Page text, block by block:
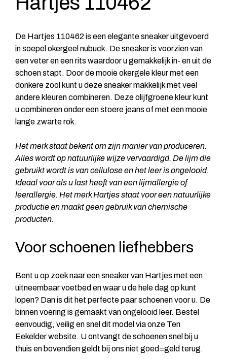
De Hartjes 110462 is een elegante sneaker uitgevoerd
in soepel okergeel nubuck. De sneaker is voorzien van
een veter en een rits waardoor u gemakkelijk in- en uit de
schoen stapt. Door de mooie okergele kleur met een
donkere zool kunt u deze sneaker makkelijk met veel
andere kleuren combineren. Deze olijfgroene kleur kunt
u combineren onder een stoere jeans of met een mooie
lange zwarte rok.
Het merk staat bekent om zijn manier van produceren.
Alles wordt op natuurlijke wijze vervaardigd. De lijm die
gebruikt wordt is van cellulose en het leer is ongelooid.
Ideaal voor als u last heeft van een lijmallergie of
leerallergie. Het merk Hartjes staat voor een natuurlijke
productie en maakt geen gebruik van chemische
producten.
Voor schoenen liefhebbers
Bent u op zoek naar een sneaker van Hartjes met een
uitneembaar voetbed en waar u de hele dag op kunt
lopen? Dan is dit het perfecte paar schoenen voor u. De
binnen voering is gemaakt van ongelooid leer. Bestel
eenvoudig, veilig en snel dit model via onze Ten
Eekelder website. U ontvangt de schoenen snel bij u
thuis en bovendien geldt bij ons niet goed=geld terug.